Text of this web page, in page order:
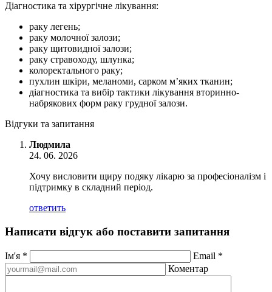
Діагностика та хірургічне лікування:
раку легень;
раку молочної залози;
раку щитовидної залози;
раку стравоходу, шлунка;
колоректального раку;
пухлин шкіри, меланоми, сарком м’яких тканин;
діагностика та вибір тактики лікування вторинно-
набрякових форм раку грудної залози.
Відгуки та запитання
Людмила
24. 06. 2026
Хочу висловити щиру подяку лікарю за професіоналізм і
підтримку в складний період.
ответить
Написати відгук або поставити запитання
Ім'я * Email *
Коментар